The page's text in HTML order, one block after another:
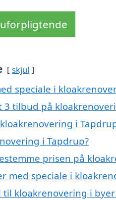
skjul
speciale i
tilbud på
i
i Tapdrup?
prisen på
med speciale i
til kloakrenovering i